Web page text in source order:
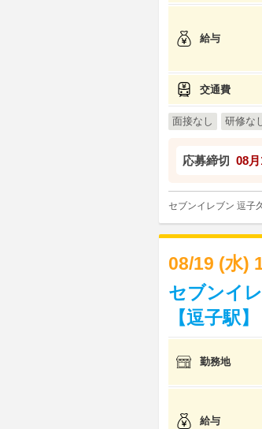
給与
交通費
面接なし 研修な
応募締切 08月
セブンイレブン 逗子
08/19 (水)
セブンイ
【逗子駅】
勤務地
給与